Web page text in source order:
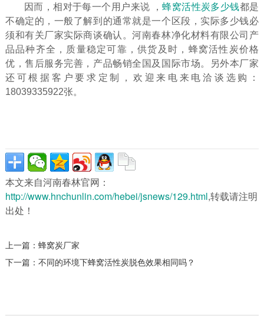
因而，相对于每一个用户来说 ，蜂窝活性炭多少钱都是
不确定的，一般了解到的通常就是一个区段，实际多少钱必
须和有关厂家实际商谈确认。河南春林净化材料有限公司产
品品种齐全，质量稳定可靠，供货及时，蜂窝活性炭价格
优，售后服务完善，产品畅销全国及国际市场。另外本厂家
还可根据客户要求定制，欢迎来电来电洽谈选购：
18039335922张。
本文来自河南春林官网：
http://www.hnchunlin.com/hebei/jsnews/129.html,转载请注明
出处！
上一篇： 蜂窝炭厂家
下一篇： 不同的环境下蜂窝活性炭脱色效果相同吗？